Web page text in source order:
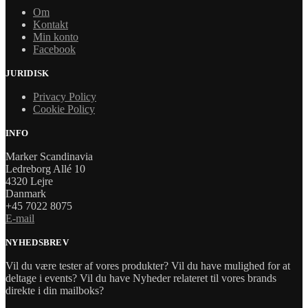
Om
Kontakt
Min konto
Facebook
JURIDISK
Privacy Policy
Cookie Policy
INFO
Marker Scandinavia
Ledreborg Allé 10
4320 Lejre
Danmark
+45 7022 8075
E-mail
NYHEDSBREV
Vil du være tester af vores produkter? Vil du have mulighed for at
deltage i events? Vil du have Nyheder relateret til vores brands
direkte i din mailboks?